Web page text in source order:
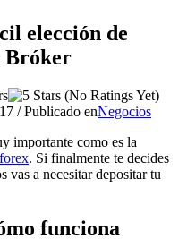
elección de
Bróker
(No Ratings Yet)
/Publicado enNegocios
importante como es la
. Si finalmente te decides
vas a necesitar depositar tu
funciona